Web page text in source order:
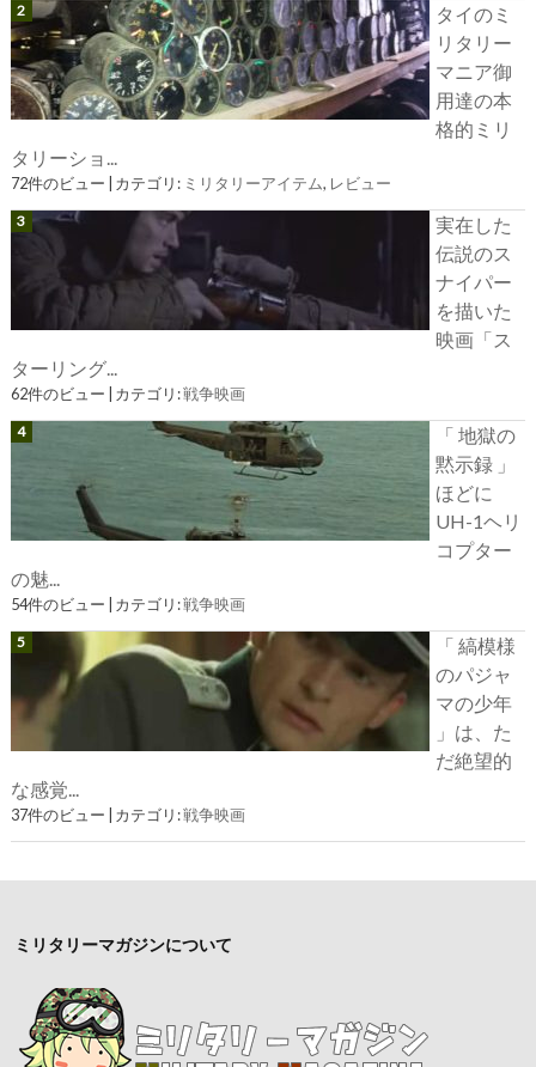
タイのミ
リタリー
マニア御
用達の本
格的ミリ
タリーショ...
72件のビュー カテゴリ: ミリタリーアイテム, レビュー
実在した
伝説のス
ナイパー
を描いた
映画「ス
ターリング...
62件のビュー カテゴリ:戦争映画
「 地獄の
黙示録 」
ほどに
UH-1ヘリ
コプター
の魅...
54件のビュー カテゴリ:戦争映画
「 縞模様
のパジャ
マの少年
」は、た
だ絶望的
な感覚...
37件のビュー カテゴリ:戦争映画
ミリタリーマガジンについて